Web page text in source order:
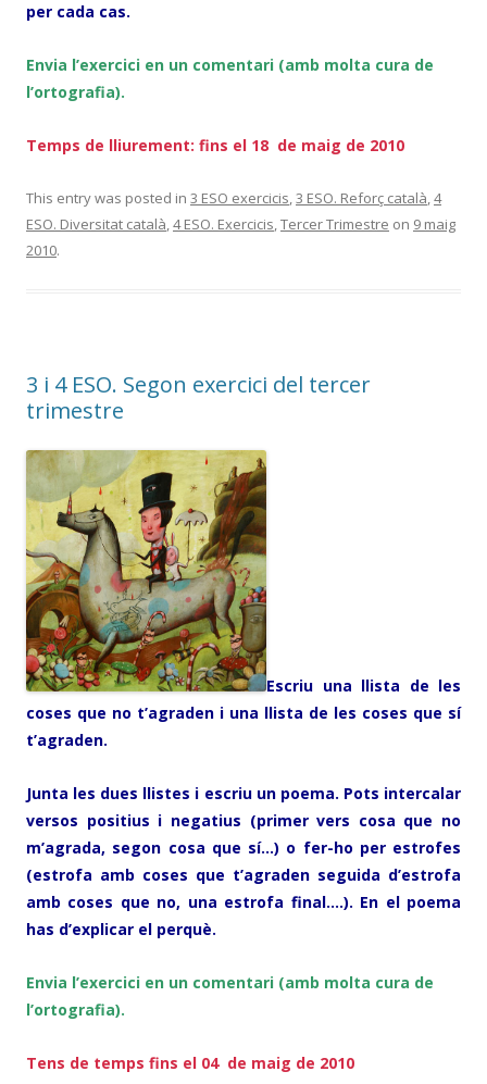
per cada cas.
Envia l’exercici en un comentari (amb molta cura de
l’ortografia).
Temps de lliurement: fins el 18 de maig de 2010
This entry was posted in 3 ESO exercicis,3 ESO. Reforç català,4
ESO. Diversitat català,4 ESO. Exercicis,Tercer Trimestre on 9 maig
2010.
3 i 4 ESO. Segon exercici del tercer
trimestre
Escriu una llista de les
coses que no t’agraden i una llista de les coses que sí
t’agraden.
Junta les dues llistes i escriu un poema. Pots intercalar
versos positius i negatius (primer vers cosa que no
m’agrada, segon cosa que sí…) o fer-ho per estrofes
(estrofa amb coses que t’agraden seguida d’estrofa
amb coses que no, una estrofa final….). En el poema
has d’explicar el perquè.
Envia l’exercici en un comentari (amb molta cura de
l’ortografia).
Tens de temps fins el 04 de maig de 2010